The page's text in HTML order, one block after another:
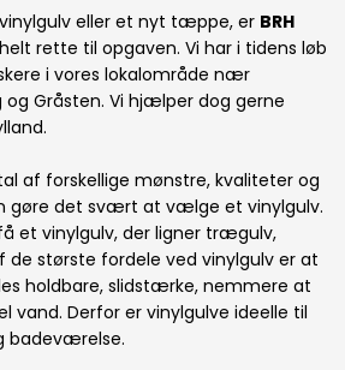
eller et nyt tæppe, er BRH
rette til opgaven. Vi har i tidens løb
i vores lokalområde nær
og Gråsten. Vi hjælper dog gerne
af forskellige mønstre, kvaliteter og
gøre det svært at vælge et vinylgulv.
et vinylgulv, der ligner trægulv,
de største fordele ved vinylgulv er at
holdbare, slidstærke, nemmere at
vand. Derfor er vinylgulve ideelle til
badeværelse.